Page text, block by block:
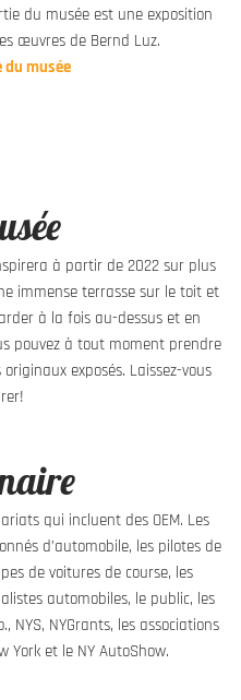
du musée est une exposition
œuvres de Bernd Luz.
du musée
à partir de 2022 sur plus
immense terrasse sur le toit et
à la fois au-dessus et en
pouvez à tout moment prendre
exposés. Laissez-vous
qui incluent des OEM. Les
d’automobile, les pilotes de
de voitures de course, les
automobiles, le public, les
NYS, NYGrants, les associations
York et le NY AutoShow.